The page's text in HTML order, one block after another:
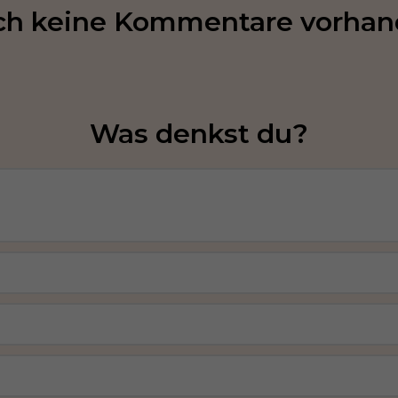
keine Kommentare
Was denkst du?